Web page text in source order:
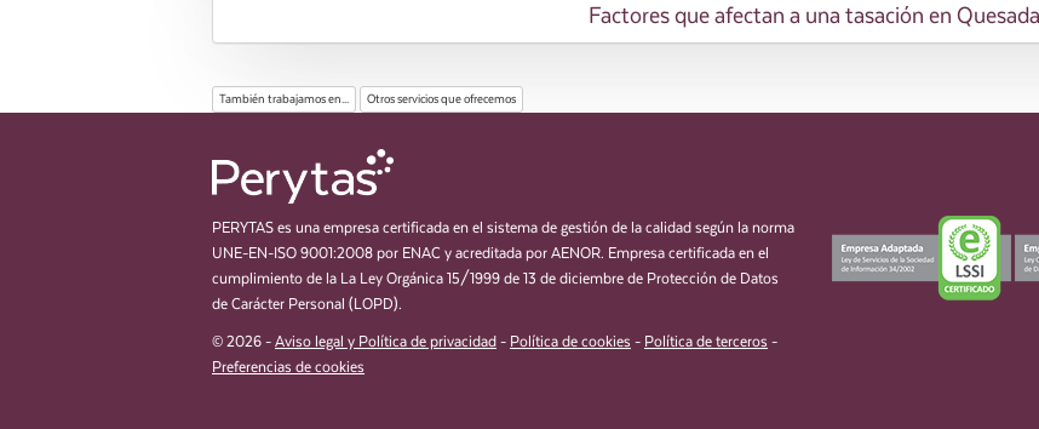
Factores que afectan a una tasación en Quesada
También trabajamos en... Otros servicios que ofrecemos
PERYTAS es una empresa certificada en el sistema de gestión de la calidad según la norma
UNE-EN-ISO 9001:2008 por ENAC y acreditada por AENOR. Empresa certificada en el
cumplimiento de la La Ley Orgánica 15/1999 de 13 de diciembre de Protección de Datos
de Carácter Personal (LOPD).
© 2026 - Aviso legal y Política de privacidad - Política de cookies - Política de terceros -
Preferencias de cookies